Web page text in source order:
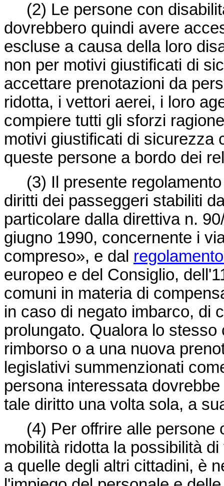
(2) Le persone con
dovrebbero quindi avere
escluse a causa della loro
non per motivi giustificati di
accettare prenotazioni da
ridotta, i vettori aerei, i loro
compiere tutti gli sforzi
motivi giustificati di sicurezza
queste persone a bordo dei
(3) Il presente
diritti dei passeggeri stabiliti
particolare dalla direttiva n.
giugno 1990, concernente i
compreso», e dal
europeo e del Consiglio,
comuni in materia di
in caso di negato imbarco, di
prolungato. Qualora lo
rimborso o a una nuova
legislativi summenzionati
persona interessata
tale diritto una volta sola, a
(4) Per offrire alle persone
mobilità ridotta la possibilità
a quelle degli altri cittadini, è